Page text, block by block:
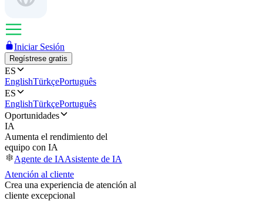
Iniciar Sesión
Regístrese gratis
ES
EnglishTürkçePortuguês
ES
EnglishTürkçePortuguês
Oportunidades
IA
Aumenta el rendimiento del
equipo con IA
Agente de IAAsistente de IA
Atención al cliente
Crea una experiencia de atención al
cliente excepcional